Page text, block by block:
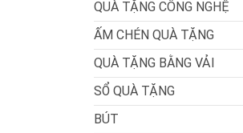
QUÀ TẶNG CÔNG NGHỆ
ẤM CHÉN QUÀ TẶNG
QUÀ TẶNG BẰNG VẢI
SỔ QUÀ TẶNG
BÚT